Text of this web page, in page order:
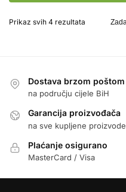
Prikaz svih 4 rezultata
Dostava brzom poštom
na području cijele BiH
Garancija proizvođača
na sve kupljene proizvode
Plaćanje osigurano
MasterCard / Visa